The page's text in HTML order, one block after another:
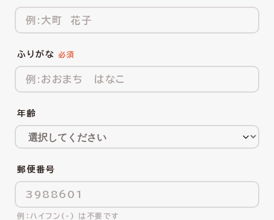
ふりがな
年齢
郵便番号
ハイフン(-) は不要です